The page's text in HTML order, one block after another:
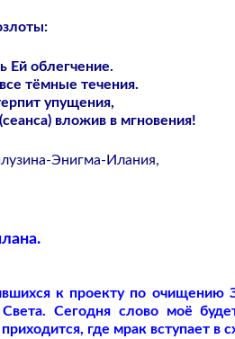
Ей облегчение.
тёмные течения.
упущения,
вложив в мгновения!
Энигма-Илания,
к проекту по
Сегодня слово моё
где мрак вступает в